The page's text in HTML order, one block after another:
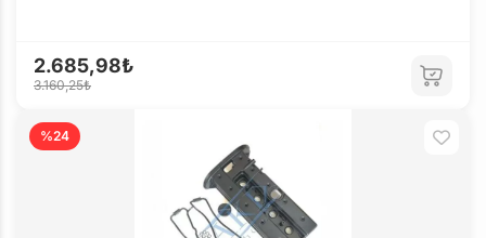
2.685,98₺
3.160,25₺
%24